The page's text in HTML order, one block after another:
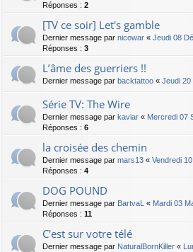
Réponses : 2
[TV ce soir] Let's gamble
Dernier message par nicowar « Jeudi 08
Réponses : 3
L’âme des guerriers !!
Dernier message par backtattoo « Jeudi 20
Série TV: The Wire
Dernier message par kaviar « Mercredi 07
Réponses : 6
la croisée des chemin
Dernier message par mars13 « Vendredi
Réponses : 4
DOG POUND
Dernier message par BartvaL « Mardi 03
Réponses : 11
C'est sur votre télé
Dernier message par NaturalBornKiller «